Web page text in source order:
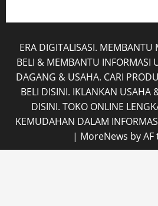
ERA DIGITALISASI.
BELI & MEMBANTU INFORMASI
DAGANG & USAHA. CARI
BELI DISINI. IKLANKAN USAHA
DISINI. TOKO ONLINE
KEMUDAHAN DALAM
| MoreNews by